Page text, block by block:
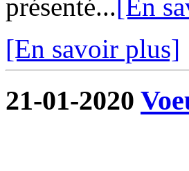
présenté...[En
[En savoir plus]
21-01-2020